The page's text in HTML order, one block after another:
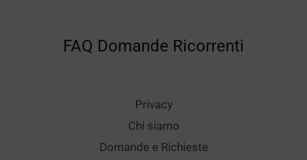
FAQ Domande Ricorrenti
Privacy
Chi siamo
Domande e Richieste